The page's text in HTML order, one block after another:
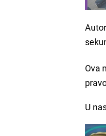
Ova
U